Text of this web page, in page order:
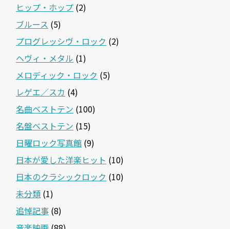
ヒップ・ホップ (2)
ブルース (5)
プログレッシヴ・ロック (2)
ヘヴィ・メタル (1)
メロディック・ロック (5)
レゲエ／スカ (4)
名曲ベストテン (100)
名盤ベストテン (15)
日曜ロック写真館 (9)
日本が愛した洋楽ヒット (10)
日本のクラシックロック (10)
未分類 (1)
追悼記事 (8)